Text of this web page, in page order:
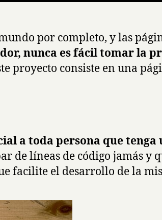
desarrollar
web
desde
cero
por completo, y las
nunca es fácil tomar la
proyecto consiste en una
a toda persona que tenga
de líneas de código jamás y
facilite el desarrollo de la